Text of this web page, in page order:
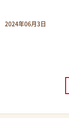
2024年06月3日